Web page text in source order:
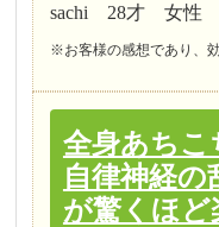
sachi 28才 女性
※お客様の感想であり、
全身あちこ
自律神経
が驚くほど